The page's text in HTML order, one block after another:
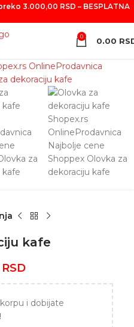
3.000,00 RSD – BESPLATNA
0 0.00
kafe
RSD
i dobijate